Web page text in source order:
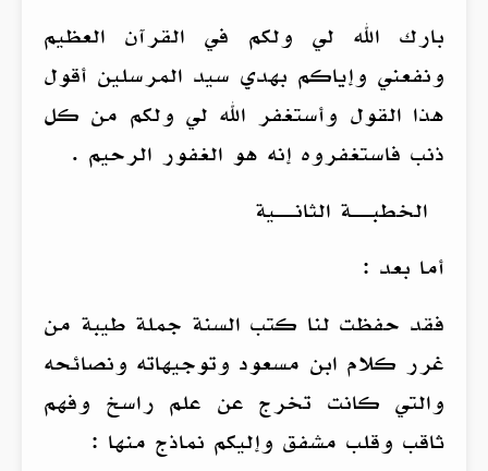
بارك الله لي ولكم في القرآن العظيم
ونفعني وإياكم بهدي سيد المرسلين أقول
هذا القول وأستغفر الله لي ولكم من كل
ذنب فاستغفروه إنه هو الغفور الرحيم .
الخطبــة الثانــية
أما بعد :
فقد حفظت لنا كتب السنة جملة طيبة من
غرر كلام ابن مسعود وتوجيهاته ونصائحه
والتي كانت تخرج عن علم راسخ وفهم
ثاقب وقلب مشفق وإليكم نماذج منها :